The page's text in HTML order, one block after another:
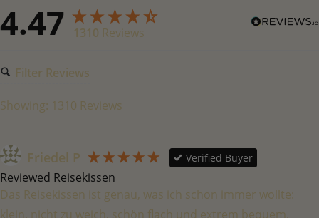
4.47 1310 Reviews
Filter Reviews
Showing: 1310 Reviews
Friedel P Verified Buyer
Reviewed Reisekissen
Das Reisekissen ist genau, was ich schon immer wollte:
klein, nicht zu weich, schön flach und extrem bequem.